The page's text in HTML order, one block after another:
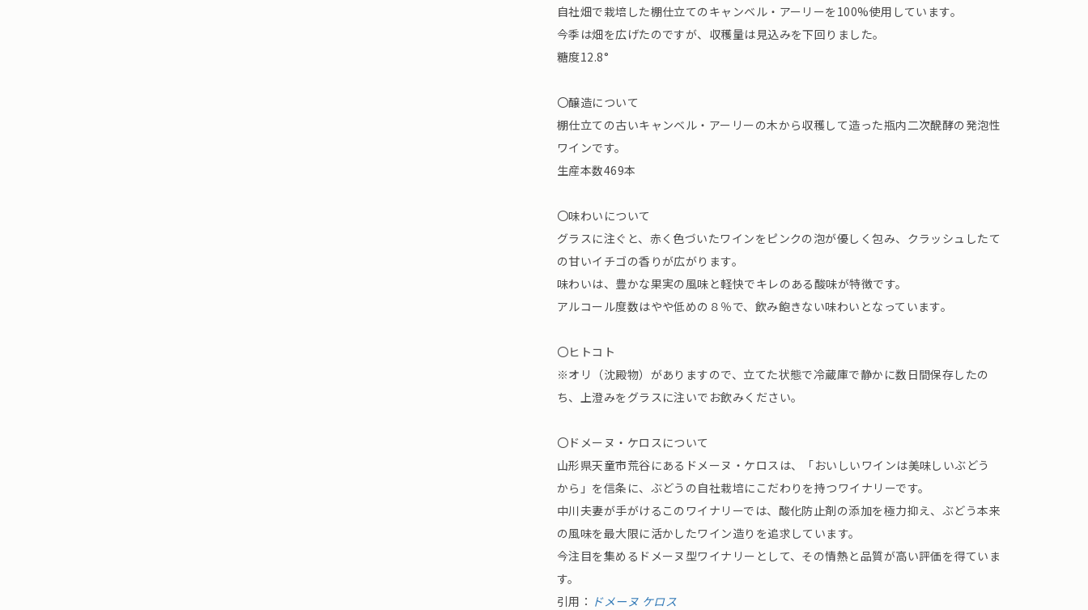
自社畑で栽培した棚仕立てのキャンベル・アーリーを100%使用しています。
今季は畑を広げたのですが、収穫量は見込みを下回りました。
糖度12.8°
〇醸造について
棚仕立ての古いキャンベル・アーリーの木から収穫して造った瓶内二次醗酵の発泡性
ワインです。
生産本数469本
〇味わいについて
グラスに注ぐと、赤く色づいたワインをピンクの泡が優しく包み、クラッシュしたて
の甘いイチゴの香りが広がります。
味わいは、豊かな果実の風味と軽快でキレのある酸味が特徴です。
アルコール度数はやや低めの８％で、飲み飽きない味わいとなっています。
〇ヒトコト
※オリ（沈殿物）がありますので、立てた状態で冷蔵庫で静かに数日間保存したの
ち、上澄みをグラスに注いでお飲みください。
〇ドメーヌ・ケロスについて
山形県天童市荒谷にあるドメーヌ・ケロスは、「おいしいワインは美味しいぶどう
から」を信条に、ぶどうの自社栽培にこだわりを持つワイナリーです。
中川夫妻が手がけるこのワイナリーでは、酸化防止剤の添加を極力抑え、ぶどう本来
の風味を最大限に活かしたワイン造りを追求しています。
今注目を集めるドメーヌ型ワイナリーとして、その情熱と品質が高い評価を得ていま
す。
引用： ドメーヌ ケロス